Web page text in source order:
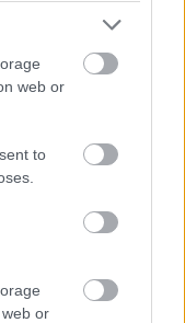
web or
to
or